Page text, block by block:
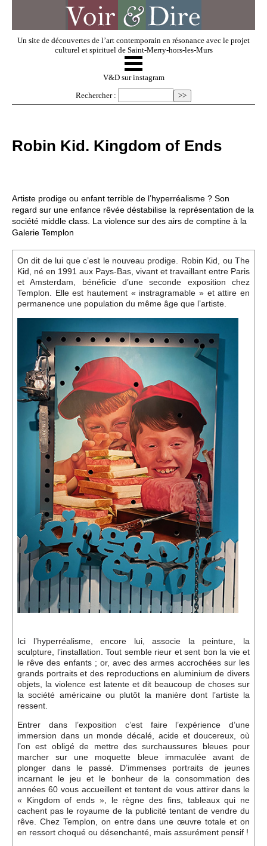
Un site de découvertes de l’art contemporain en résonance avec le projet
culturel et spirituel de Saint-Merry-hors-les-Murs
V & D
Exposer
Regarder
Événements
Cousinages
☰
V&D sur instagram
Rechercher :
Robin Kid. Kingdom of Ends
Artiste prodige ou enfant terrible de l’hyperréalisme ? Son
regard sur une enfance rêvée déstabilise la représentation de la
société middle class. La violence sur des airs de comptine à la
Galerie Templon
On dit de lui que c’est le nouveau prodige. Robin Kid, ou The
Kid, né en 1991 aux Pays-Bas, vivant et travaillant entre Paris
et Amsterdam, bénéficie d’une seconde exposition chez
Templon. Elle est hautement « instragramable » et attire en
permanence une population du même âge que l’artiste.
Ici l’hyperréalisme, encore lui, associe la peinture, la
sculpture, l’installation. Tout semble rieur et sent bon la vie et
le rêve des enfants ; or, avec des armes accrochées sur les
grands portraits et des reproductions en aluminium de divers
objets, la violence est latente et dit beaucoup de choses sur
la société américaine ou plutôt la manière dont l’artiste la
ressent.
Entrer dans l’exposition c’est faire l’expérience d’une
immersion dans un monde décalé, acide et doucereux, où
l’on est obligé de mettre des surchaussures bleues pour
marcher sur une moquette bleue immaculée avant de
plonger dans le passé. D’immenses portraits de jeunes
incarnant le jeu et le bonheur de la consommation des
années 60 vous accueillent et tentent de vous attirer dans le
« Kingdom of ends », le règne des fins, tableaux qui ne
cachent pas le royaume de la publicité tentant de vendre du
rêve. Chez Templon, on entre dans une œuvre totale et on
en ressort choqué ou désenchanté, mais assurément pensif !